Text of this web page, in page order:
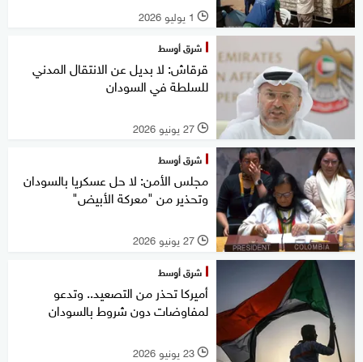
l 1 يوليو 2026
شرق أوسط
قرقاش: لا بديل عن الانتقال المدني
للسلطة في السودان
l 27 يونيو 2026
شرق أوسط
مجلس الأمن: لا حل عسكريا بالسودان
وتحذير من "معركة الأبيض"
l 27 يونيو 2026
شرق أوسط
أميركا تحذر من التصعيد.. وتدعو
لمفاوضات دون شروط بالسودان
l 23 يونيو 2026